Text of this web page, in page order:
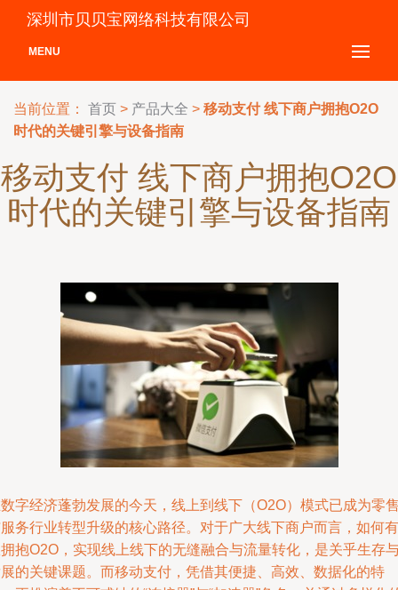
深圳市贝贝宝网络科技有限公司
MENU
当前位置： 首页 > 产品大全 > 移动支付 线下商户拥抱O2O
时代的关键引擎与设备指南
移动支付 线下商户拥抱O2O
时代的关键引擎与设备指南
字经济蓬勃发展的今天，线上到线下（O2O）模式已成为零
务行业转型升级的核心路径。对于广大线下商户而言，如何有
抱O2O，实现线上线下的无缝融合与流量转化，是关乎生存
的关键课题。而移动支付，凭借其便捷、高效、数据化的特